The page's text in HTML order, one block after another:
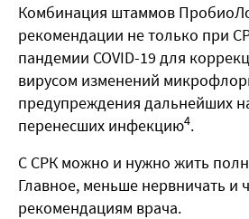
Комбинация штаммов
рекомендации не только при
пандемии COVID-19 для
вирусом изменений
предупреждения дальнейших
перенесших инфекцию4.
С СРК можно и нужно жить
Главное, меньше нервничать и
рекомендациям врача.